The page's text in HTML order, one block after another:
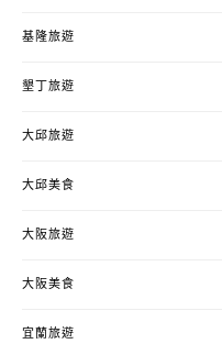
基隆旅遊
墾丁旅遊
大邱旅遊
大邱美食
大阪旅遊
大阪美食
宜蘭旅遊